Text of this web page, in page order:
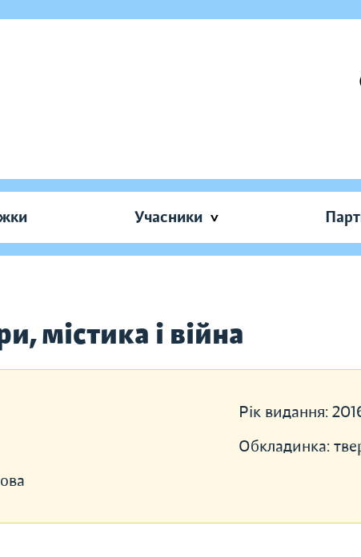
Учасники
містика і війна
Рік видання:
Обкладинка: